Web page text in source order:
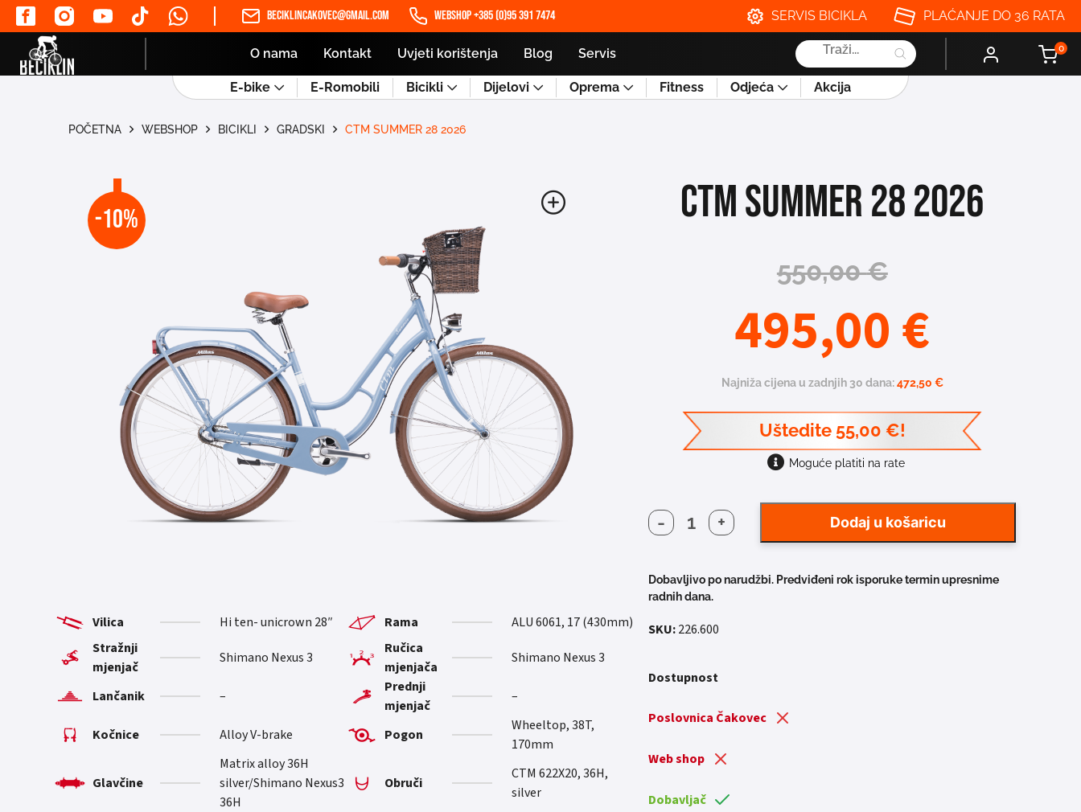
beciklincakovec@gmail.com WEBSHOP +385 (0)95 391 7474 SERVIS BICIKLA PLAĆANJE DO 36 RATA
O nama Kontakt Uvjeti korištenja Blog Servis
Products
search
0
E-bike E-Romobili Bicikli Dijelovi Oprema Fitness Odjeća Akcija
POČETNA WEBSHOP BICIKLI GRADSKI CTM SUMMER 28 2026
-10%
Rama ALU 6061, 17 (430mm)
Vilica
Hi ten- unicrown 28″
Ručica
mjenjača
Shimano Nexus 3
Stražnji
mjenjač
Shimano Nexus 3
Prednji
mjenjač
–
Lančanik –
Pogon
Wheeltop, 38T,
170mm
Kočnice Alloy V-brake
Obruči
CTM 622X20, 36H,
silver
Glavčine
Matrix alloy 36H
silver/Shimano Nexus3
36H
CTM SUMMER 28 2026
550,00€
495,00€
Najniža cijena u zadnjih 30 dana:472,50 €
Uštedite 55,00 €!
Moguće platiti na rate
-
CTM
SUMMER
2026
količina
+ Dodaj u košaricu
Dobavljivo po narudžbi. Predviđeni rok isporuke termin upresnime
radnih dana.
SKU:226.600
Dostupnost
Poslovnica Čakovec
Web shop
Dobavljač